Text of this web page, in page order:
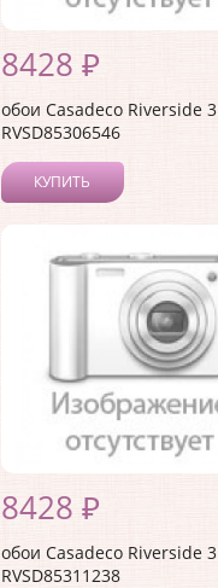
8428 ₽
обои Casadeco Riverside 3
RVSD85306546
КУПИТЬ
8428 ₽
обои Casadeco Riverside 3
RVSD85311238